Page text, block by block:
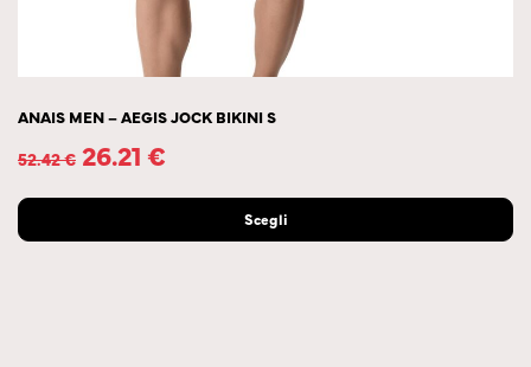
ANAIS MEN – AEGIS JOCK BIKINI S
52.42€ 26.21 €
Scegli